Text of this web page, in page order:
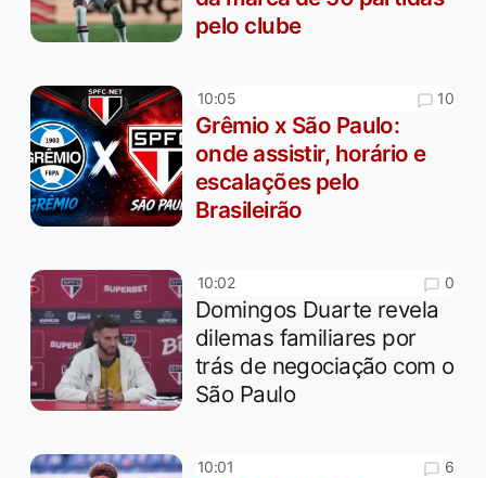
pelo clube
10:05 10
Grêmio x São Paulo:
onde assistir, horário e
escalações pelo
Brasileirão
10:02 0
Domingos Duarte revela
dilemas familiares por
trás de negociação com o
São Paulo
10:01 6